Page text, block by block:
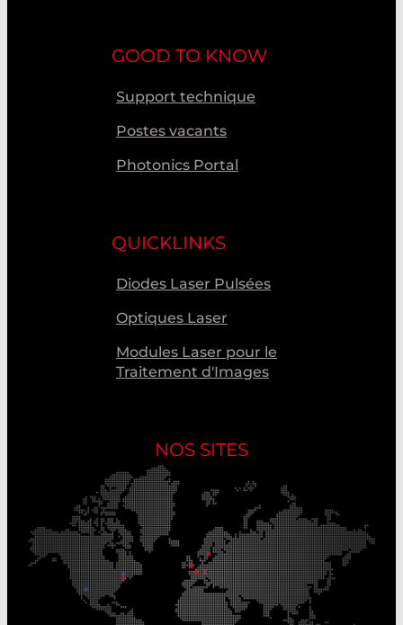
GOOD TO KNOW
Support technique
Postes vacants
Photonics Portal
QUICKLINKS
Diodes Laser Pulsées
Optiques Laser
Modules Laser pour le
Traitement d'Images
NOS SITES